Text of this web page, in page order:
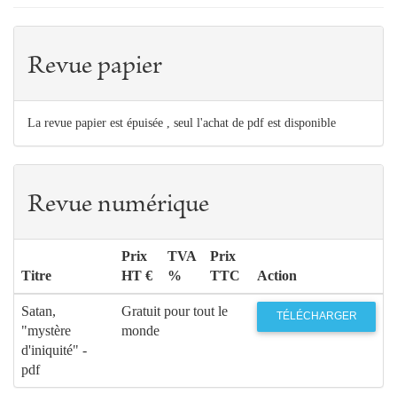
Revue papier
La revue papier est épuisée , seul l'achat de pdf est disponible
Revue numérique
Titre
Prix
HT €
TVA
%
Prix
TTC
Action
Satan,
"mystère
d'iniquité" -
pdf
Gratuit pour tout le
monde
TÉLÉCHARGER